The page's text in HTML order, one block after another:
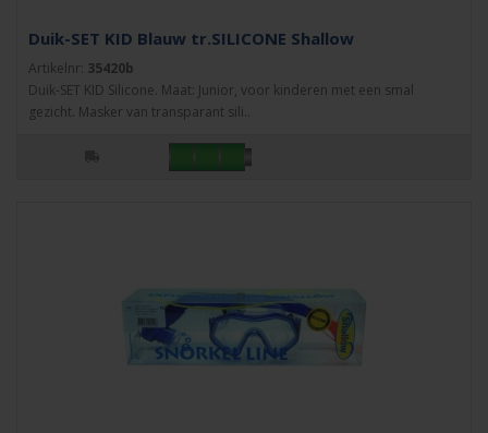
Duik-SET KID Blauw tr.SILICONE Shallow
Artikelnr: 35420b
Duik-SET KID Silicone. Maat: Junior, voor kinderen met een smal
gezicht. Masker van transparant sili..